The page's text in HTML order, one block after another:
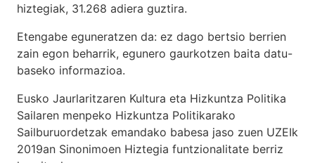
hiztegiak, 31.268 adiera guztira.
Etengabe eguneratzen da: ez dago bertsio berrien
zain egon beharrik, egunero gaurkotzen baita datu-
baseko informazioa.
Eusko Jaurlaritzaren Kultura eta Hizkuntza Politika
Sailaren menpeko Hizkuntza Politikarako
Sailburuordetzak emandako babesa jaso zuen UZEIk
2019an Sinonimoen Hiztegia funtzionalitate berriz